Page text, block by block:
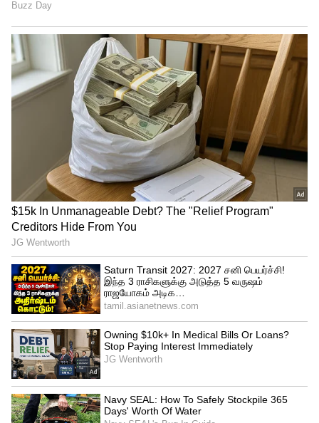
சந்தேகத்தின்பேரில் போலீசார்
காளிமுத்துவை தீவிரமாகத்
தேடிவருகின்றனர். இந்த சம்பவம்
அப்பகுதியில் பெரும் அதிர்ச்சியை
ஏற்படுத்தி உள்ளது.
மேலும் செய்திகளுக்கு..
கணவனை
கைவிட்டு கள்ளக்காதலனுடன்
உல்லாசமாக இருந்த மனைவி..
அதுக்குன்னு இப்படியா பண்றது ?
அதிர்ச்சி சம்பவம்